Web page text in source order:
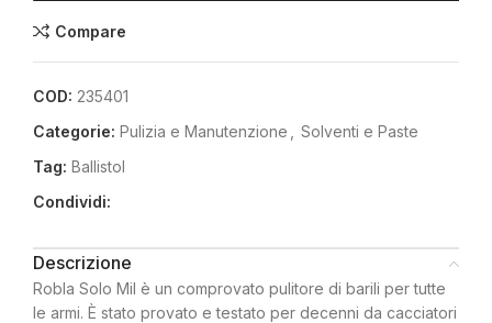
Compare
COD: 235401
Categorie: Pulizia e Manutenzione
Solventi e Paste
Tag: Ballistol
Condividi:
Descrizione
Robla Solo Mil è un comprovato pulitore di barili per tutte
le armi. È stato provato e testato per decenni da cacciatori